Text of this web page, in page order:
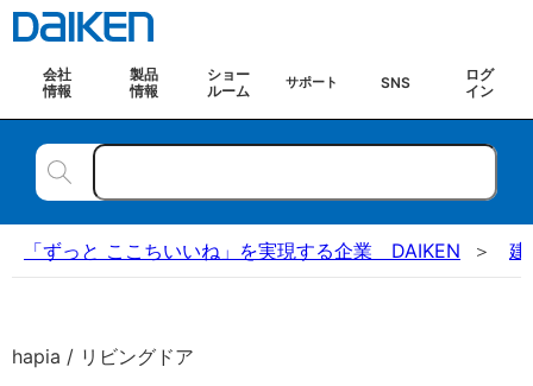
会社
情報
製品
情報
ショー
ルーム
サポート SNS
ログ
イン
「ずっと ここちいいね」を実現する企業 DAIKEN 建
hapia / リビングドア